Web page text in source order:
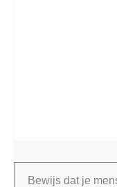
Bewijs dat je